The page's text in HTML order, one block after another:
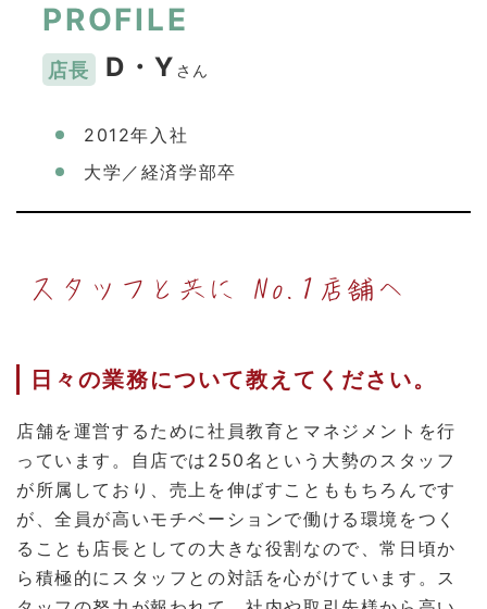
PROFILE
店長 D・Y さん
2012年入社
大学／経済学部卒
スタッフと共に No.1店舗へ
日々の業務について教えてください。
店舗を運営するために社員教育とマネジメントを行
っています。自店では250名という大勢のスタッフ
が所属しており、売上を伸ばすことももちろんです
が、全員が高いモチベーションで働ける環境をつく
ることも店長としての大きな役割なので、常日頃か
ら積極的にスタッフとの対話を心がけています。ス